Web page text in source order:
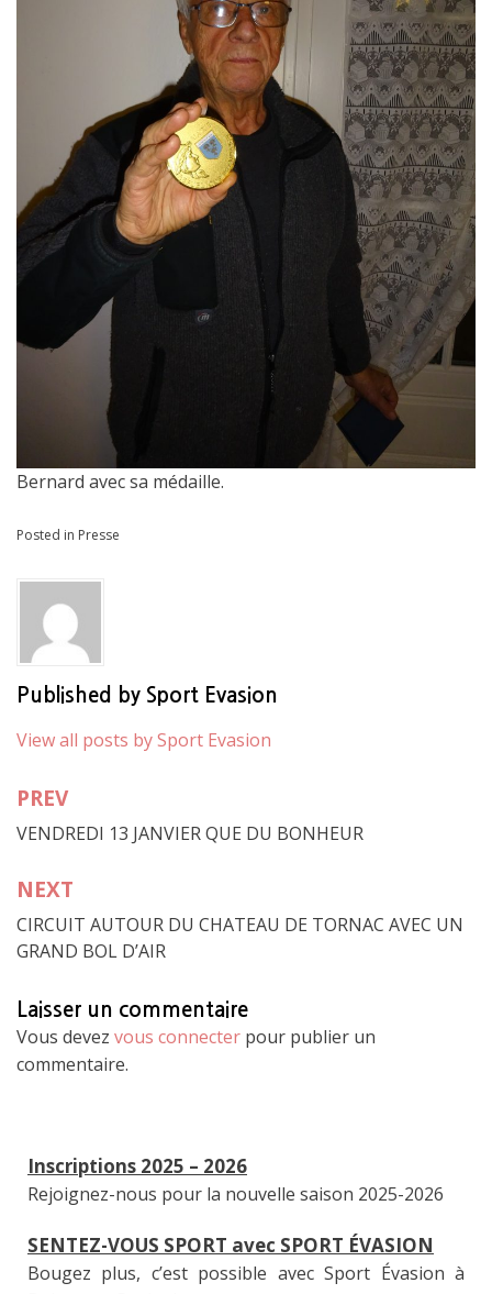
Bernard avec sa médaille.
Posted in Presse
Published by Sport Evasion
View all posts by Sport Evasion
Navigation
de
l’article
PREV
VENDREDI 13 JANVIER QUE DU BONHEUR
NEXT
CIRCUIT AUTOUR DU CHATEAU DE TORNAC AVEC UN
GRAND BOL D’AIR
Laisser un commentaire
Vous devez vous connecter pour publier un
commentaire.
Rejoignez-nous pour la nouvelle saison 2025-2026
SENTEZ-VOUS SPORT avec SPORT ÉVASION
Bougez plus, c’est possible avec Sport Évasion à
Boisset et Gaujac !